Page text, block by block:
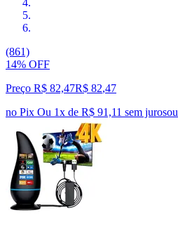
(861)
14% OFF
Preço R$ 82,47R$ 82,47
no Pix Ou 1x de R$ 91,11 sem jurosou